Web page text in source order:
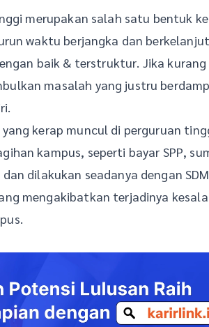
merupakan salah satu bentuk
waktu berjangka dan
baik & terstruktur. Jika
masalah yang justru
kerap muncul di perguruan
kampus, seperti bayar SPP,
dilakukan seadanya dengan
mengakibatkan terjadinya